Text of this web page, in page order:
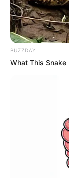
BUZZDAY
What This